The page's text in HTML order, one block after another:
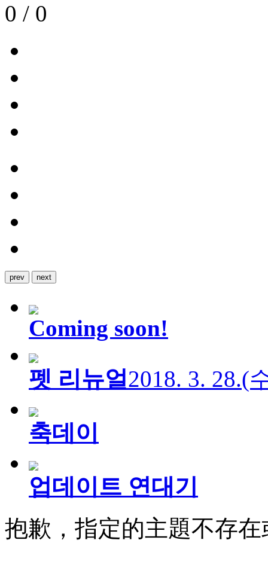
0 / 0
prev next
Coming soon!
펫 리뉴얼2018. 3. 28.(
축데이
업데이트 연대기
抱歉，指定的主題不存